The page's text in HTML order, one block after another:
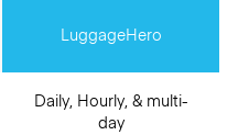
LuggageHero
Daily, Hourly, & multi-
day